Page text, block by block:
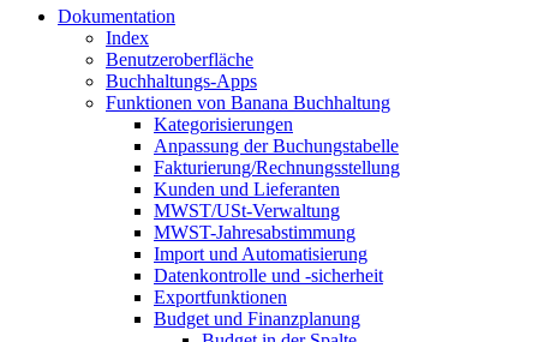
Dokumentation
Index
Benutzeroberfläche
Buchhaltungs-Apps
Funktionen von Banana Buchhaltung
Kategorisierungen
Anpassung der Buchungstabelle
Fakturierung/Rechnungsstellung
Kunden und Lieferanten
MWST/USt-Verwaltung
MWST-Jahresabstimmung
Import und Automatisierung
Datenkontrolle und -sicherheit
Exportfunktionen
Budget und Finanzplanung